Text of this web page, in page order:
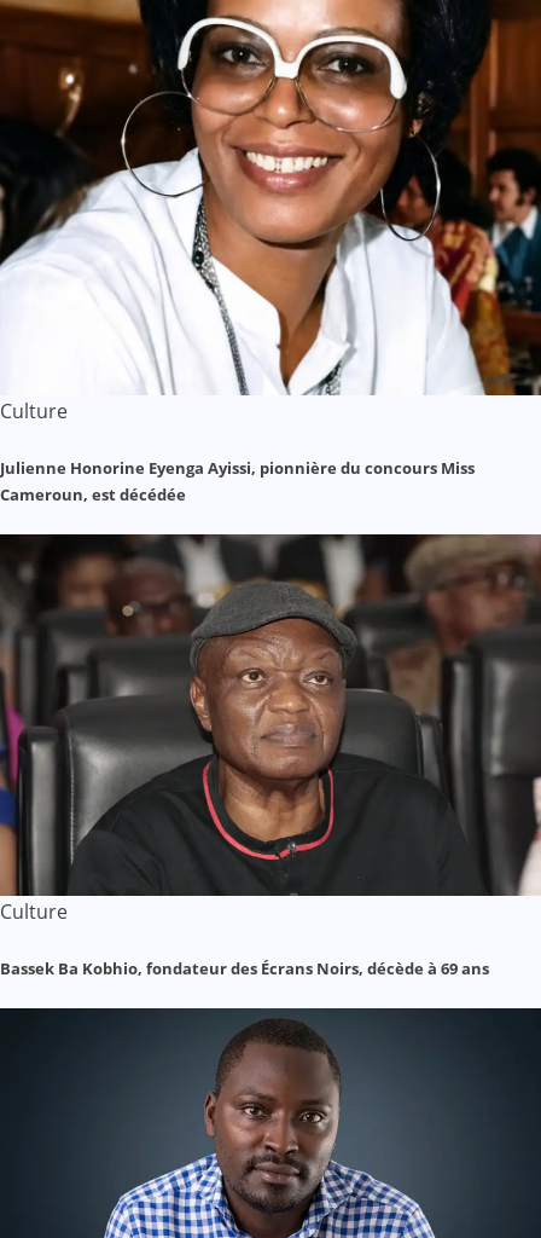
Culture
Julienne Honorine Eyenga Ayissi, pionnière du concours Miss
Cameroun, est décédée
Culture
Bassek Ba Kobhio, fondateur des Écrans Noirs, décède à 69 ans